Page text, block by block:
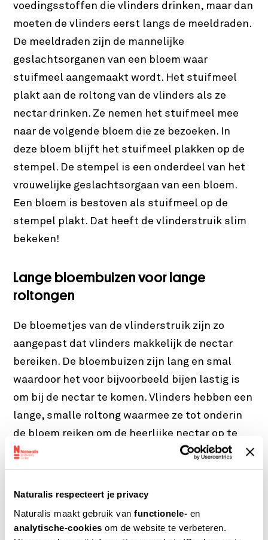
Naturalis respecteert je privacy
Naturalis maakt gebruik van functionele- en
analytische-cookies om de website te verbeteren.
voedingsstoffen die vlinders drinken, maar dan
moeten de vlinders eerst langs de meeldraden.
De meeldraden zijn de mannelijke
geslachtsorganen van een bloem waar
stuifmeel aangemaakt wordt. Het stuifmeel
plakt aan de roltong van de vlinders als ze
nectar drinken. Ze nemen het stuifmeel mee
naar de volgende bloem die ze bezoeken. In
deze bloem blijft het stuifmeel plakken op de
stempel. De stempel is een onderdeel van het
vrouwelijke geslachtsorgaan van een bloem.
Een bloem is bestoven als stuifmeel op de
stempel plakt. Dat heeft de vlinderstruik slim
bekeken!
Lange bloembuizen voor lange
roltongen
De bloemetjes van de vlinderstruik zijn zo
aangepast dat vlinders makkelijk de nectar
bereiken. De bloembuizen zijn lang en smal
waardoor het voor bijvoorbeeld bijen lastig is
om bij de nectar te komen. Vlinders hebben een
lange, smalle roltong waarmee ze tot onderin
de bloem reiken om de heerlijke nectar op te
zuigen.